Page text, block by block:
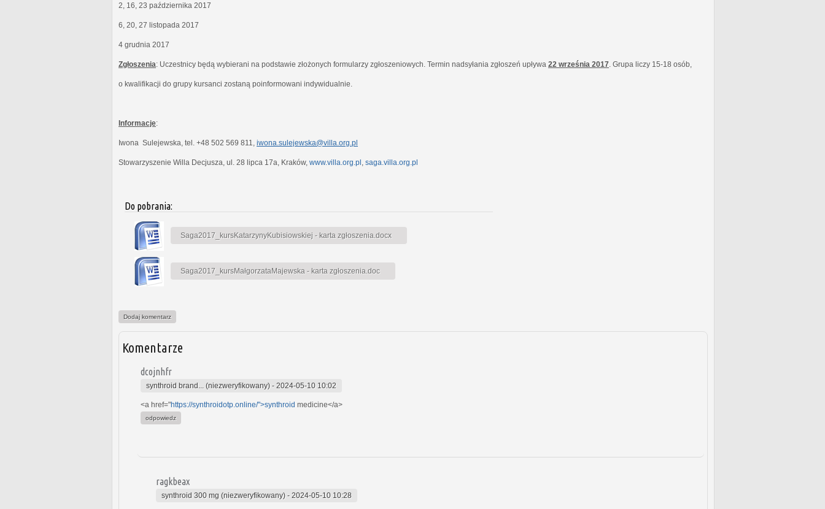
2, 16, 23 października 2017
6, 20, 27 listopada 2017
4 grudnia 2017
Zgłoszenia: Uczestnicy będą wybierani na podstawie złożonych formularzy zgłoszeniowych. Termin nadsyłania zgłoszeń upływa 22 września 2017. Grupa liczy 15-18 osób,
o kwalifikacji do grupy kursanci zostaną poinformowani indywidualnie.
Informacje:
Iwona Sulejewska, tel. +48 502 569 811, iwona.sulejewska@villa.org.pl
Stowarzyszenie Willa Decjusza, ul. 28 lipca 17a, Kraków, www.villa.org.pl , saga.villa.org.pl
Do pobrania:
Saga2017_kursKatarzynyKubisiowskiej - karta zgłoszenia.docx
Saga2017_kursMałgorzataMajewska - karta zgłoszenia.doc
Dodaj komentarz
Komentarze
dcojnhfr
synthroid brand... (niezweryfikowany) - 2024-05-10 10:02
<a href="https://synthroidotp.online/">synthroid medicine</a>
odpowiedz
ragkbeax
synthroid 300 mg (niezweryfikowany) - 2024-05-10 10:28